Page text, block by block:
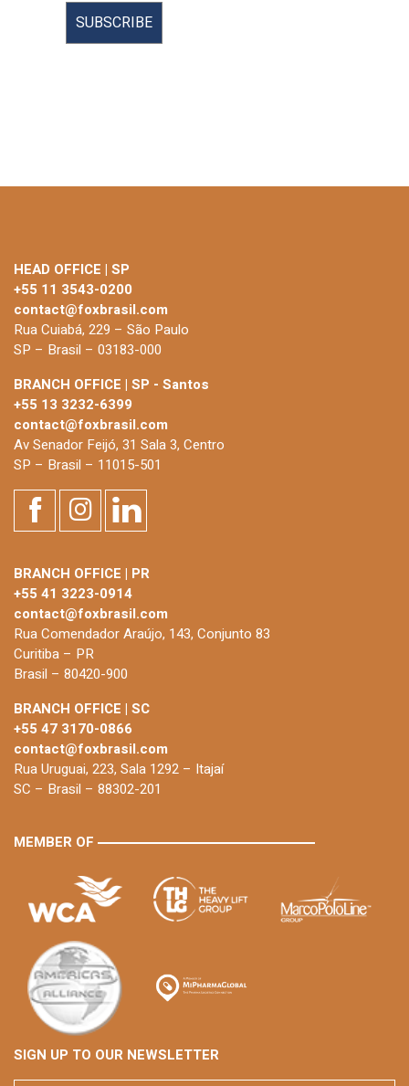
HEAD OFFICE | SP
+55 11 3543-0200
contact@foxbrasil.com
Rua Cuiabá, 229 – São Paulo
SP – Brasil – 03183-000
BRANCH OFFICE | SP - Santos
+55 13 3232-6399
contact@foxbrasil.com
Av Senador Feijó, 31 Sala 3, Centro
SP – Brasil – 11015-501
BRANCH OFFICE | PR
+55 41 3223-0914
contact@foxbrasil.com
Rua Comendador Araújo, 143, Conjunto 83
Curitiba – PR
Brasil – 80420-900
BRANCH OFFICE | SC
+55 47 3170-0866
contact@foxbrasil.com
Rua Uruguai, 223, Sala 1292 – Itajaí
SC – Brasil – 88302-201
MEMBER OF
SIGN UP TO OUR NEWSLETTER